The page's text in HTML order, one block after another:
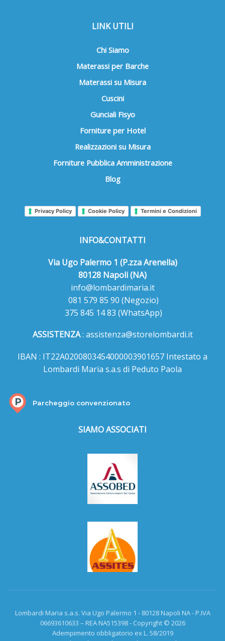
LINK UTILI
Chi Siamo
Materassi per Barche
Materassi su Misura
Cuscini
Gunciali Fisyo
Forniture per Hotel
Realizzazioni su Misura
Forniture Pubblica Amministrazione
Blog
Privacy Policy Cookie Policy Termini e Condizioni
INFO&CONTATTI
Via Ugo Palermo 1 (P.zza Arenella)
80128 Napoli (NA)
info@lombardimaria.it
081 579 85 90 (Negozio)
375 845 14 83 (WhatsApp)
ASSISTENZA: assistenza@storelombardi.it
IBAN : IT22A0200803454000003901657 Intestato a
Lombardi Maria s.a.s di Peduto Paola
Parcheggio convenzionato
SIAMO ASSOCIATI
Lombardi Maria s.a.s. Via Ugo Palermo 1 - 80128 Napoli NA - P.IVA
06693610633 – REA NA515398 - Copyright © 2026
Adempimento obbligatorio ex L. 58/2019